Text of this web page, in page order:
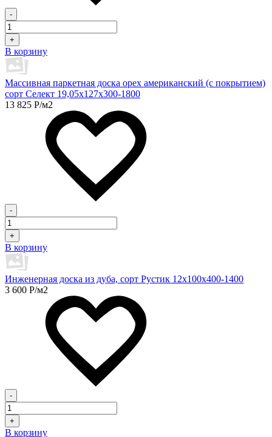
-
+
В корзину
Массивная паркетная доска орех американский (с покрытием)
сорт Селект 19,05х127х300-1800
13 825 Р/м2
-
+
В корзину
Инженерная доска из дуба, сорт Рустик 12х100х400-1400
3 600 Р/м2
-
+
В корзину